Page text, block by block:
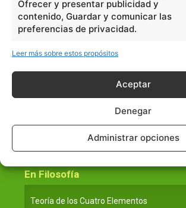
Ofrecer y presentar publicidad y
contenido, Guardar y comunicar las
preferencias de privacidad.
Leer más sobre estos propósitos
Aceptar
Denegar
Administrar opciones
Lengua
Tecnología
Números romanos
Ángulos agudo, obtuso, recto y...
En Filosofía
Teoría de los Cuatro Elementos